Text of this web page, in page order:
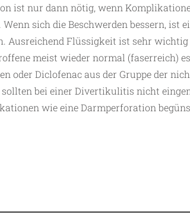
ist nur dann nötig, wenn
Wenn sich die Beschwerden bessern, ist
Ausreichend Flüssigkeit ist sehr
meist wieder normal (faserreich)
oder Diclofenac aus der Gruppe der
sollten bei einer Divertikulitis nicht
wie eine Darmperforation